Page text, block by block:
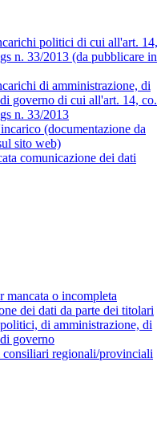
politici di cui all'art. 14,
n. 33/2013 (da pubblicare in
di amministrazione, di
governo di cui all'art. 14, co.
n. 33/2013
(documentazione da
sito web)
comunicazione dei dati
mancata o incompleta
dei dati da parte dei titolari
di amministrazione, di
governo
regionali/provinciali